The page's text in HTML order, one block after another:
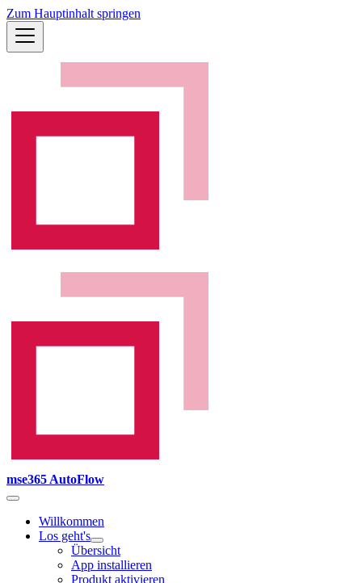
Zum Hauptinhalt springen
mse365 AutoFlow
Willkommen
Los geht's
Übersicht
App installieren
Produkt aktivieren